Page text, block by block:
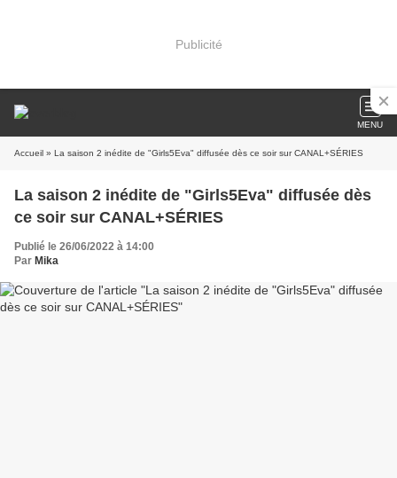
Publicité
MENU
Accueil » La saison 2 inédite de "Girls5Eva" diffusée dès ce soir sur CANAL+SÉRIES
La saison 2 inédite de "Girls5Eva" diffusée dès
ce soir sur CANAL+SÉRIES
Publié le 26/06/2022 à 14:00
Par Mika